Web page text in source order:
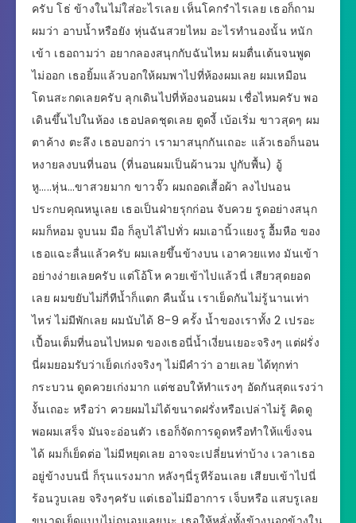
ครับ โธ่ ข้างในไม่ใส่อะไรเลย เห็นโคกรำไรเลย เธอก็ถาม
ผมว่า อาบน้ำหรือยัง หุ่นฉันสวยไหม อะไรทำนองนั้น หนัก
เข้า เธอถามว่า อยากลองสนุกกับฉันไหม ผมตื่นเต้นจนพูด
ไม่ออก เธอยิ้มแล้วบอกให้ผมพาไปที่ห้องผมเลย ผมเหมือน
โดนสะกดเลยครับ ลุกเดินไปที่ห้องนอนผม เชื่อไหมครับ พอ
เดินขึ้นไปในห้อง เธอปลดชุดเลย ตูดงี้ เบ้อเริ่ม ขาวสุดๆ ผม
ตาค้าง ตะลึง เธอบอกว่า เรามาสนุกกันเถอะ แล้วเธอก็นอน
หงายลงบนที่นอน (ที่นอนผมเป็นผ้านวม ปูกับพื้น) อู้
หู…..หุ่น…ขาสวยมาก ขาวจั๊ว ผมถอดเสื้อผ้า ลงไปนอน
ประกบคุณหนูเลย เธอเป็นฝ่ายรุกก่อน จับควย รูดอย่างสนุก
ผมก็หอม จูบนม มือ ก็ลูบไล้ไปทั่ว ผมเอานิ้วแยงรู อื้มหือ ของ
เธอแฉะลื่นแล้วครับ ผมเลยขึ้นข้างบน เอาควยแทง มันเข้า
อย่างง่ายเลยครับ แต่โอ้โห ควยเข้าไปแล้วนี่ เสียวสุดยอด
เลย ผมขยับไม่กี่ทีน้ำก็แตก คืนนั้น เราเย็ดกันไม่รู้นานเท่า
ไหร่ ไม่มีพักเลย ผมนับได้ 8-9 ครั้ง น้ำของเราทั้ง 2 เปรอะ
เปื้อนเต็มที่นอนไปหมด ของเธอนี่น้ำเงี่ยนเยอะจริงๆ แต่ฝรั่ง
นี่ผมยอมรับว่าเย็ดเก่งจริงๆ ไม่มีคำว่า อายเลย ได้ทุกท่า
กระบวน ดูดควยเก่งมาก แต่ชอบให้ทำแรงๆ อัดกันสุดแรงว่า
งั้นเถอะ หรือว่า ควยผมไม่ได้ขนาดฝรั่งหรือเปล่าไม่รู้ คิดดู
พอผมเสร็จ มันจะอ่อนตัว เธอก็จัดการดูดหรือทำให้แข็งจน
ได้ ผมก็เย็ดต่อ ไม่มีหยุดเลย อาจจะเปลี่ยนท่าบ้าง เวลาเธอ
อยู่ข้างบนนี่ ก็รุนแรงมาก หลังๆนี่รูหีร้อนเลย เสียบเข้าไปนี่
ร้อนวูบเลย จริงๆครับ แต่เธอไม่มีอาการ เจ็บหรือ แสบรูเลย